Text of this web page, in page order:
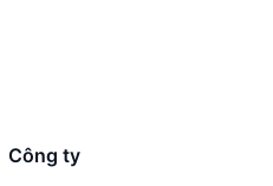
Công ty